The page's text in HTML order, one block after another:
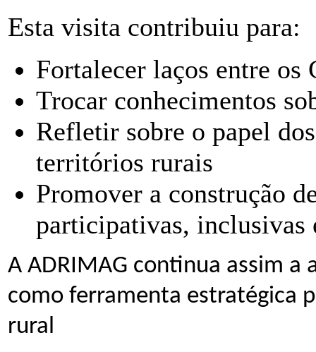
Esta visita contribuiu para:
Fortalecer laços entre os
Trocar conhecimentos
Refletir sobre o papel
territórios rurais
Promover a construção
participativas, inclusivas
A ADRIMAG continua assim
como ferramenta estratégica
rural